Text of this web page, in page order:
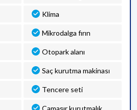
Klima
Mikrodalga fırın
Otopark alanı
Saç kurutma makinası
Tencere seti
Çamaşır kurutmalık